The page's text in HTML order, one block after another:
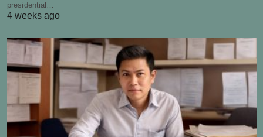
presidential…
4 weeks ago